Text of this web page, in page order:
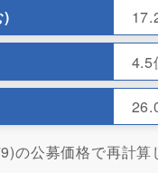
)
の公募価格で再計算